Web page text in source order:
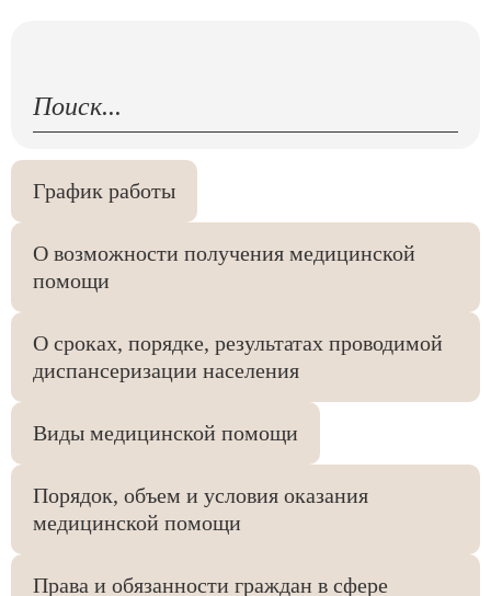
График работы
О возможности получения медицинской
помощи
О сроках, порядке, результатах проводимой
диспансеризации населения
Виды медицинской помощи
Порядок, объем и условия оказания
медицинской помощи
Права и обязанности граждан в сфере